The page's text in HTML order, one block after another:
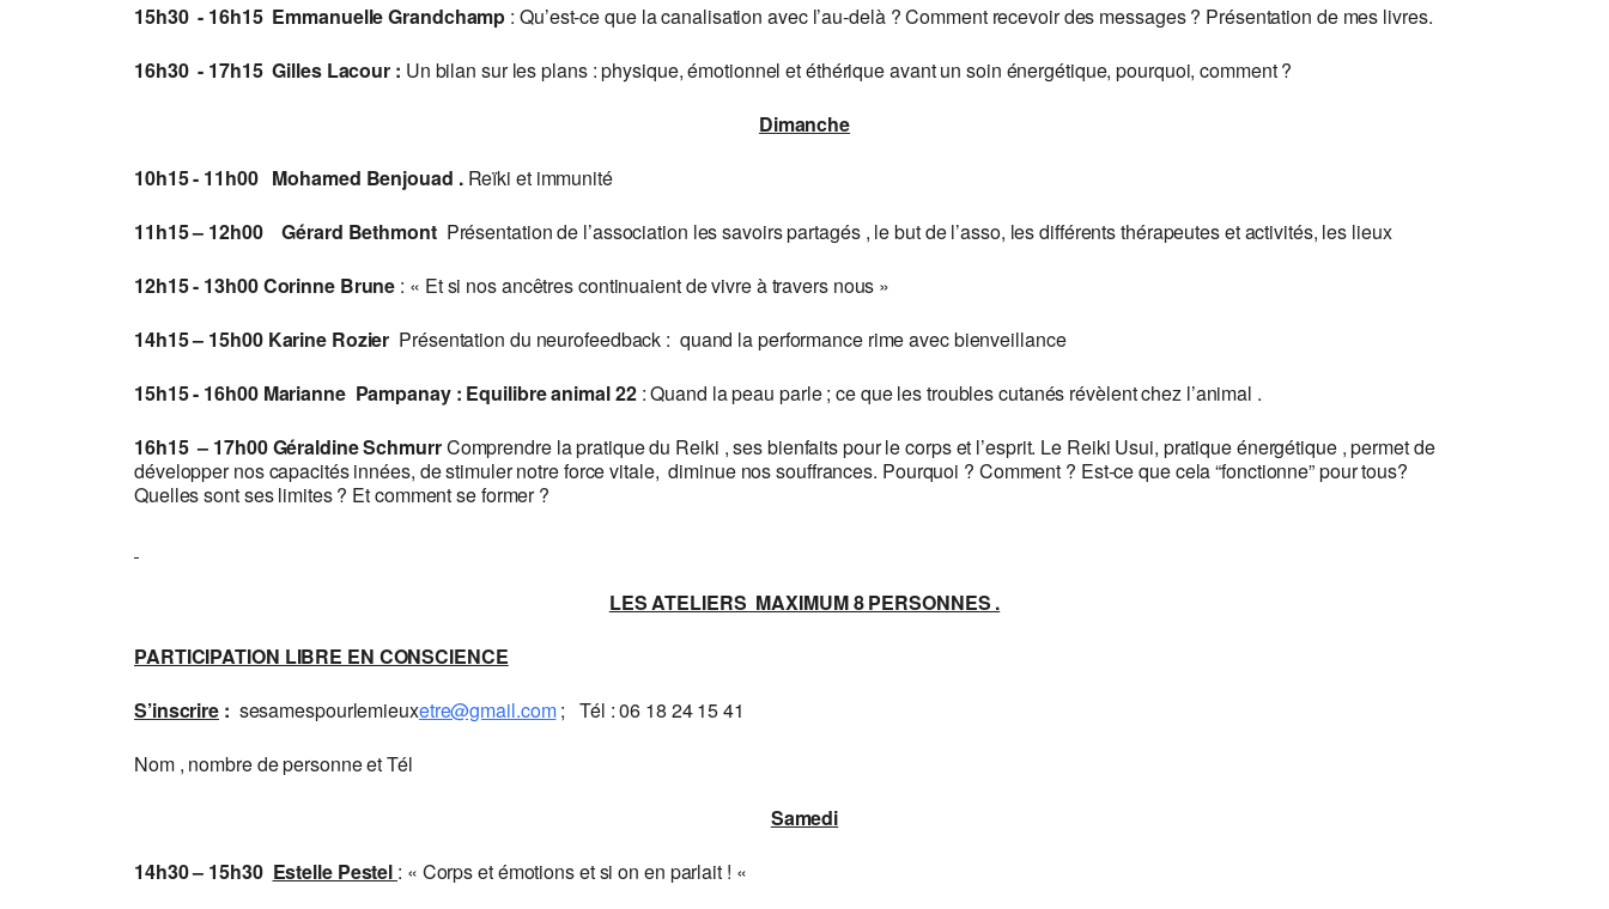
15h30 - 16h15 Emmanuelle Grandchamp : Qu’est-ce que la canalisation avec l’au-delà ? Comment recevoir des messages ? Présentation de mes livres.
16h30 - 17h15 Gilles Lacour : Un bilan sur les plans : physique, émotionnel et éthérique avant un soin énergétique, pourquoi, comment ?
Dimanche
10h15 - 11h00 Mohamed Benjouad . Reïki et immunité
11h15 – 12h00 Gérard Bethmont Présentation de l’association les savoirs partagés , le but de l’asso, les différents thérapeutes et activités, les lieux
12h15 - 13h00 Corinne Brune : « Et si nos ancêtres continuaient de vivre à travers nous »
14h15 – 15h00 Karine Rozier Présentation du neurofeedback : quand la performance rime avec bienveillance
15h15 - 16h00 Marianne Pampanay : Equilibre animal 22 : Quand la peau parle ; ce que les troubles cutanés révèlent chez l’animal .
16h15 – 17h00 Géraldine SchmurrComprendre la pratique du Reiki , ses bienfaits pour le corps et l’esprit. Le Reiki Usui, pratique énergétique , permet de
développer nos capacités innées, de stimuler notre force vitale, diminue nos souffrances. Pourquoi ? Comment ? Est-ce que cela “fonctionne” pour tous?
Quelles sont ses limites ? Et comment se former ?
LES ATELIERS MAXIMUM 8 PERSONNES .
PARTICIPATION LIBRE EN CONSCIENCE
S’inscrire : sesamespourlemieuxetre@gmail.com; Tél : 06 18 24 15 41
Nom , nombre de personne et Tél
Samedi
14h30 – 15h30 Estelle Pestel : « Corps et émotions et si on en parlait ! «